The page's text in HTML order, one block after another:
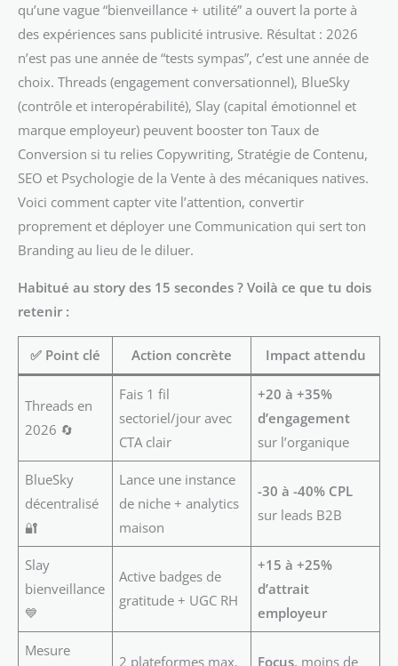
qu’une vague “bienveillance + utilité” a ouvert la porte à
des expériences sans publicité intrusive. Résultat : 2026
n’est pas une année de “tests sympas”, c’est une année de
choix. Threads (engagement conversationnel), BlueSky
(contrôle et interopérabilité), Slay (capital émotionnel et
marque employeur) peuvent booster ton Taux de
Conversion si tu relies Copywriting, Stratégie de Contenu,
SEO et Psychologie de la Vente à des mécaniques natives.
Voici comment capter vite l’attention, convertir
proprement et déployer une Communication qui sert ton
Branding au lieu de le diluer.
Habitué au story des 15 secondes ? Voilà ce que tu dois
retenir :
✅ Point clé Action concrète Impact attendu
Threads en
2026 🔄
Fais 1 fil
sectoriel/jour avec
CTA clair
+20 à +35%
d’engagement
sur l’organique
BlueSky
décentralisé
🔐
Lance une instance
de niche + analytics
maison
-30 à -40% CPL
sur leads B2B
Slay
bienveillance
💙
Active badges de
gratitude + UGC RH
+15 à +25%
d’attrait
employeur
Mesure
2 plateformes max,
Focus, moins de